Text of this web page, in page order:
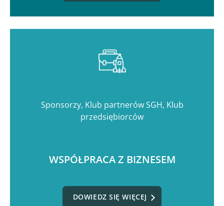
WSPÓŁPRACA Z BIZNESEM
Sponsorzy, Klub partnerów SGH, Klub
przedsiębiorców
DOWIEDZ SIĘ WIĘCEJ